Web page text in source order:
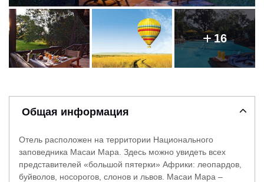
16
Общая информация
Отель расположен на территории Национального
заповедника Масаи Мара. Здесь можно увидеть всех
представителей «большой пятерки» Африки: леопардов,
буйволов, носорогов, слонов и львов. Масаи Мара –